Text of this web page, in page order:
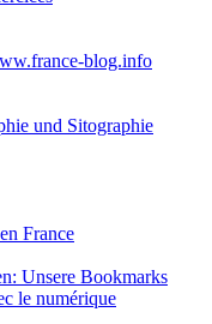
blog.info
und Sitographie
France
Unsere Bookmarks
le numérique